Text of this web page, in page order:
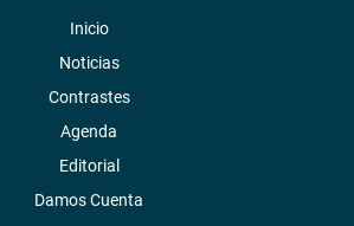
Inicio
Noticias
Contrastes
Agenda
Editorial
Damos Cuenta